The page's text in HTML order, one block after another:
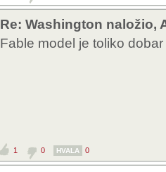
Re: Washington naložio,
Fable model je toliko
1 0 HVALA 0